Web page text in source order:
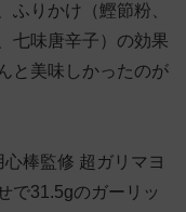
ふりかけ（鰹節粉、
七味唐辛子）の効果
と美味しかったのが
棒監修 超ガリマヨ
で31.5gのガーリッ